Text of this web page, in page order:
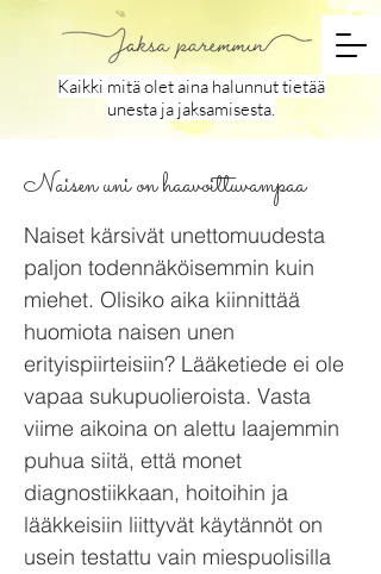
Kaikki mitä olet aina halunnut tietää
unesta ja jaksamisesta.
Naisen uni on haavoittuvampaa
Naiset kärsivät unettomuudesta
paljon todennäköisemmin kuin
miehet. Olisiko aika kiinnittää
huomiota naisen unen
erityispiirteisiin? Lääketiede ei ole
vapaa sukupuolieroista. Vasta
viime aikoina on alettu laajemmin
puhua siitä, että monet
diagnostiikkaan, hoitoihin ja
lääkkeisiin liittyvät käytännöt on
usein testattu vain miespuolisilla